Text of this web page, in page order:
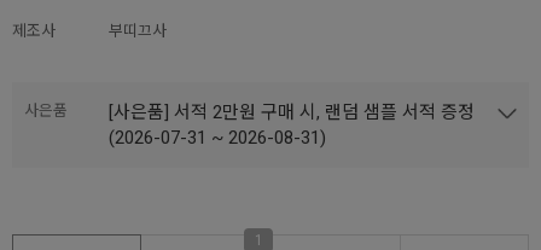
제조사 부띠끄사
사은품
[사은품] 서적 2만원 구매 시, 랜덤 샘플 서적 증정
(2026-07-31 ~ 2026-08-31)
1